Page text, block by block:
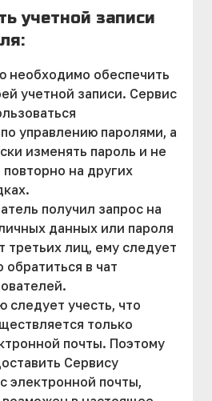
учетной записи
необходимо обеспечить
учетной записи. Сервис
управлению паролями, а
изменять пароль и не
повторно на других
получил запрос на
данных или пароля
третьих лиц, ему следует
в чат
следует учесть, что
только
почты. Поэтому
Сервису
электронной почты,